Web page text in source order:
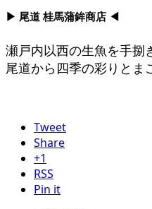
▶ 尾道 桂馬蒲鉾商店 ◀
瀬戸内以西の生魚を手捌
尾道から四季の彩りとま
Tweet
Share
+1
RSS
Pin it